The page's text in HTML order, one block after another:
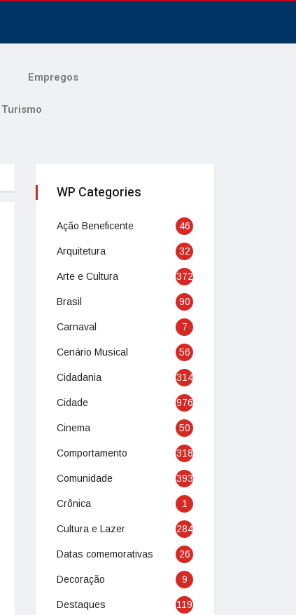
Empregos
Turismo
WP Categories
Ação Beneficente 46
Arquitetura 32
Arte e Cultura 372
Brasil 90
Carnaval 7
Cenário Musical 56
Cidadania 314
Cidade 976
Cinema 50
Comportamento 318
Comunidade 393
Crônica 1
Cultura e Lazer 284
Datas comemorativas 26
Decoração 9
Destaques 119